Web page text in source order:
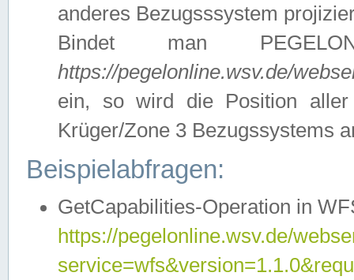
anderes Bezugsssystem
Bindet man
https://pegelonline.wsv.de/
ein, so wird die Position
Krüger/Zone 3 Bezugssystems
Beispielabfragen:
GetCapabilities-Operation in
https://pegelonline.wsv.de/